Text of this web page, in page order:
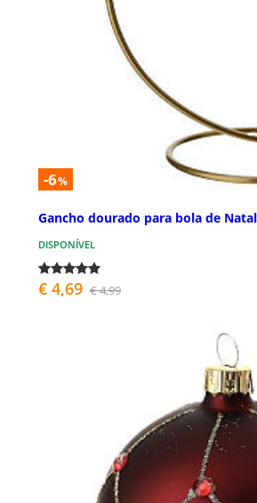
-6%
Gancho dourado para bola de
DISPONÍVEL
€ 4,69 € 4,99